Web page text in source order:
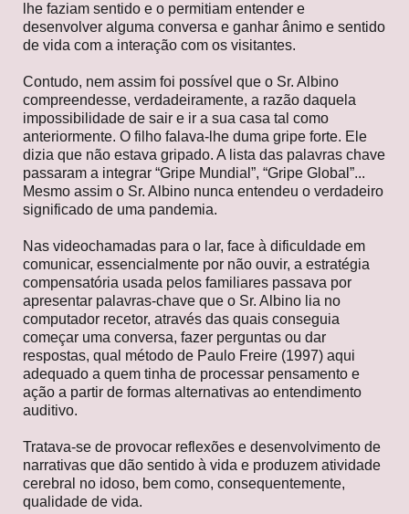
lhe faziam sentido e o permitiam entender e
desenvolver alguma conversa e ganhar ânimo e sentido
de vida com a interação com os visitantes.
Contudo, nem assim foi possível que o Sr. Albino
compreendesse, verdadeiramente, a razão daquela
impossibilidade de sair e ir a sua casa tal como
anteriormente. O filho falava-lhe duma gripe forte. Ele
dizia que não estava gripado. A lista das palavras chave
passaram a integrar “Gripe Mundial”, “Gripe Global”...
Mesmo assim o Sr. Albino nunca entendeu o verdadeiro
significado de uma pandemia.
Nas videochamadas para o lar, face à dificuldade em
comunicar, essencialmente por não ouvir, a estratégia
compensatória usada pelos familiares passava por
apresentar palavras-chave que o Sr. Albino lia no
computador recetor, através das quais conseguia
começar uma conversa, fazer perguntas ou dar
respostas, qual método de Paulo Freire (1997) aqui
adequado a quem tinha de processar pensamento e
ação a partir de formas alternativas ao entendimento
auditivo.
Tratava-se de provocar reflexões e desenvolvimento de
narrativas que dão sentido à vida e produzem atividade
cerebral no idoso, bem como, consequentemente,
qualidade de vida.